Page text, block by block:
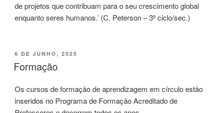
de projetos que contribuam para o seu crescimento global
enquanto seres humanos.’ (C. Peterson – 3º ciclo/sec.)
PUBLICADO
EM
6 DE JUNHO, 2025
Formação
Os cursos de formação de aprendizagem em círculo estão
inseridos no Programa de Formação Acreditado de